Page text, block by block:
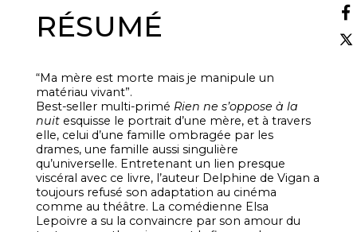
RÉSUMÉ
“Ma mère est morte mais je manipule un
matériau vivant”.
Best-seller multi-primé Rien ne s’oppose à la
nuitesquisse le portrait d’une mère, et à travers
elle, celui d’une famille ombragée par les
drames, une famille aussi singulière
qu’universelle. Entretenant un lien presque
viscéral avec ce livre, l’auteur Delphine de Vigan a
toujours refusé son adaptation au cinéma
comme au théâtre. La comédienne Elsa
Lepoivre a su la convaincre par son amour du